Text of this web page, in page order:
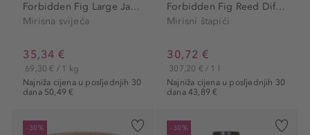
Forbidden Fig Large Jar Candle
Mirisna svijeća
35,34 €
Najniža cijena u posljednjih 30
dana 50,49 €
69,30 € / 1 kg
Forbidden Fig Reed Diffuser
Mirisni štapići
30,72 €
Najniža cijena u posljednjih 30
dana 43,89 €
307,20 € / 1 l
-30% -30%